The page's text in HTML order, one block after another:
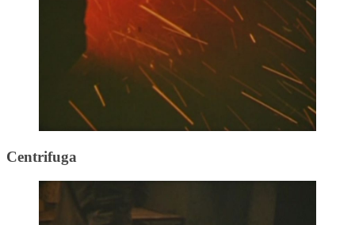
Centrifuga